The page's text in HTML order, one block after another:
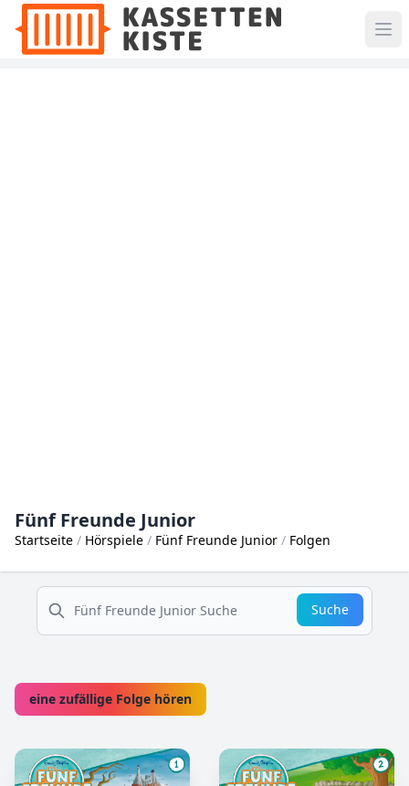
Fünf Freunde Junior
Startseite Hörspiele Fünf Freunde Junior Folgen
suche
Suche
eine zufällige Folge hören